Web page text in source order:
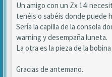
Un amigo con un Zx 14i
tenéis o sabéis donde puede
Sería la capilla de la consola
warning y desempaña luneta.
La otra es la pieza de la
Gracias de antemano.